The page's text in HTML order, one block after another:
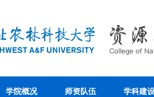
学院概况 师资队伍 学科建